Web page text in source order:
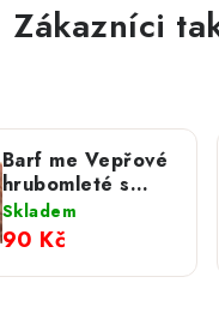
Zákazníci
Barf me Vepřové
hrubomleté s
chrupavkou 1 kg
Skladem
90 Kč